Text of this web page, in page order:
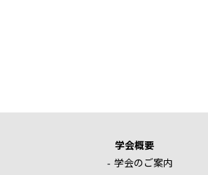
学会概要
学会のご案内